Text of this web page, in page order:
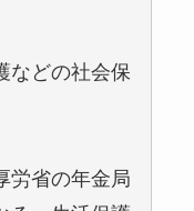
などの社会保
労省の年金局